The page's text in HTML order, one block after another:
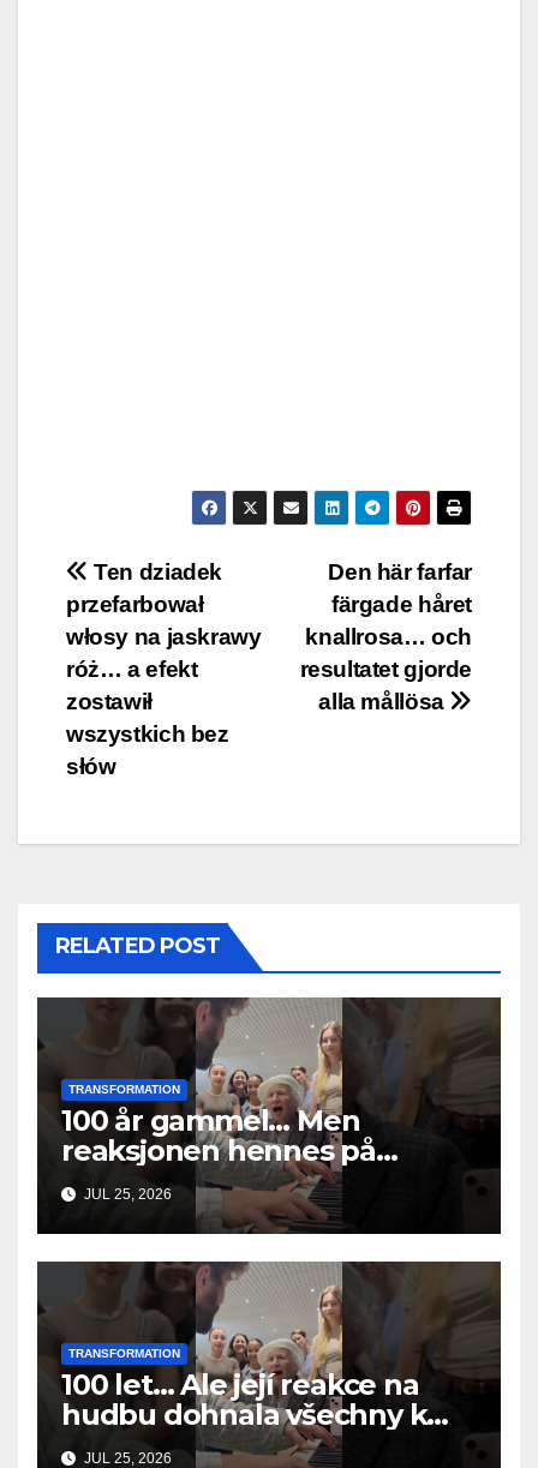
Post
navigation
Den här farfar
färgade håret
knallrosa… och
resultatet gjorde
alla mållösa
Ten dziadek
przefarbował
włosy na jaskrawy
róż… a efekt
zostawił
wszystkich bez
słów
RELATED POST
TRANSFORMATION
100 år gammel… Men
reaksjonen hennes på
musikken fikk alle til å gråte
JUL 25, 2026
TRANSFORMATION
100 let… Ale její reakce na
hudbu dohnala všechny k
slzám
JUL 25, 2026